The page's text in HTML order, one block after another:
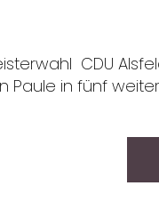
CDU
Paule in fünf